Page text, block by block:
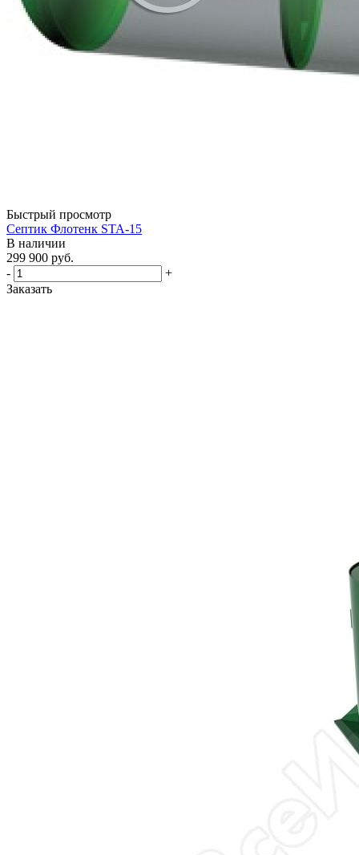
Быстрый просмотр
Септик Флотенк STA-15
В наличии
299 900 руб.
-
+
Заказать